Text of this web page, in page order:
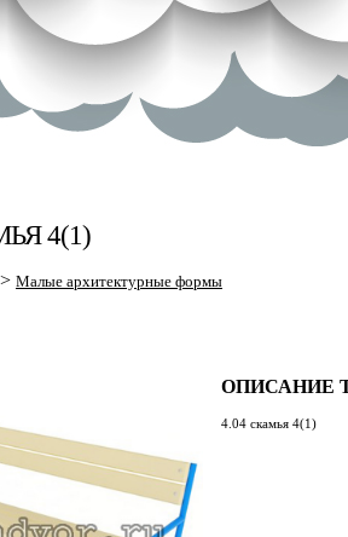
4(1)
> Малые архитектурные формы
ОПИСАНИЕ
4.04 скамья 4(1)